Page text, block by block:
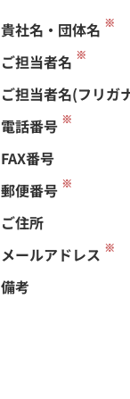
貴社名・団体名 ※
ご担当者名 ※
ご担当者名(フリガ
電話番号 ※
FAX番号
郵便番号 ※
ご住所
メールアドレス ※
備考